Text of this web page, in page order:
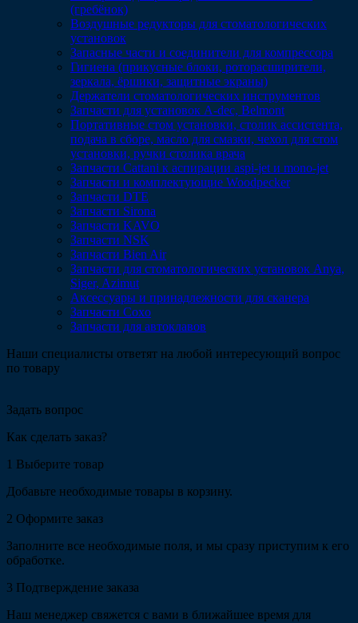
(гребёнок)
Воздушные редукторы для стоматологических
установок
Запасные части и соединители для компрессора
Гигиена (прикусные блоки, роторасширители,
зеркала, ёршики, защитные экраны)
Держатели стоматологических инструментов
Запчасти для установок A-dec, Belmont
Портативные стом установки, столик ассистента,
подача в сборе, масло для смазки, чехол для стом
установки, ручки столика врача
Запчасти Cattani к аспирации aspi-jet и mono-jet
Запчасти и комплектующие Woodpecker
Запчасти DTE
Запчасти Sirona
Запчасти KAVO
Запчасти NSK
Запчасти Bien Air
Запчасти для стоматологических установок Anya,
Siger, Azimut
Аксессуары и принадлежности для сканера
Запчасти Coxo
Запчасти для автоклавов
Наши специалисты ответят на любой интересующий вопрос
по товару
Задать вопрос
Как сделать заказ?
1 Выберите товар
Добавьте необходимые товары в корзину.
2 Оформите заказ
Заполните все необходимые поля, и мы сразу приступим к его
обработке.
3 Подтверждение заказа
Наш менеджер свяжется с вами в ближайшее время для